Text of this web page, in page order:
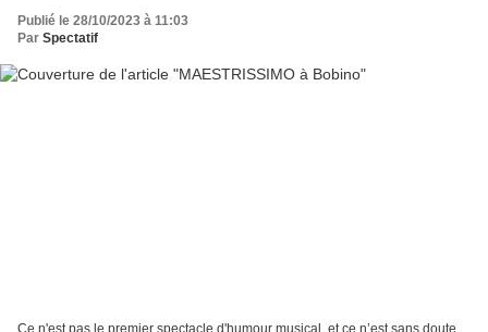
Publié le 28/10/2023 à 11:03
Par Spectatif
Ce n'est pas le premier spectacle d'humour musical, et ce n’est sans doute